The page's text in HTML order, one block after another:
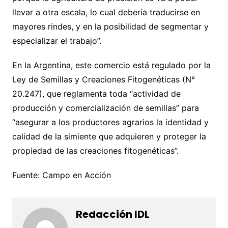
llevar a otra escala, lo cual debería traducirse en
mayores rindes, y en la posibilidad de segmentar y
especializar el trabajo”.
En la Argentina, este comercio está regulado por la
Ley de Semillas y Creaciones Fitogenéticas (N°
20.247), que reglamenta toda “actividad de
producción y comercialización de semillas” para
“asegurar a los productores agrarios la identidad y
calidad de la simiente que adquieren y proteger la
propiedad de las creaciones fitogenéticas”.
Fuente: Campo en Acción
Redacción IDL